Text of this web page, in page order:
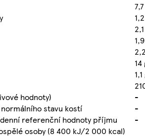
14
hodnoty)
-
stavu kostí
-
referenční hodnoty příjmu
osoby (8 400 kJ/2 000 kcal)
-